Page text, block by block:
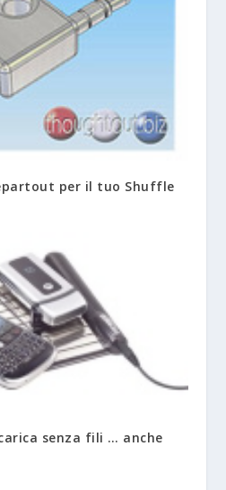
per il tuo Shuffle
senza fili … anche